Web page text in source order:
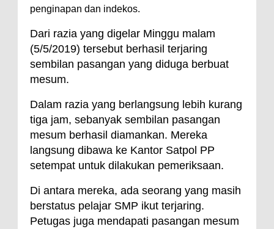
penginapan dan indekos.
Dari razia yang digelar Minggu malam
(5/5/2019) tersebut berhasil terjaring
sembilan pasangan yang diduga berbuat
mesum.
Dalam razia yang berlangsung lebih kurang
tiga jam, sebanyak sembilan pasangan
mesum berhasil diamankan. Mereka
langsung dibawa ke Kantor Satpol PP
setempat untuk dilakukan pemeriksaan.
Di antara mereka, ada seorang yang masih
berstatus pelajar SMP ikut terjaring.
Petugas juga mendapati pasangan mesum